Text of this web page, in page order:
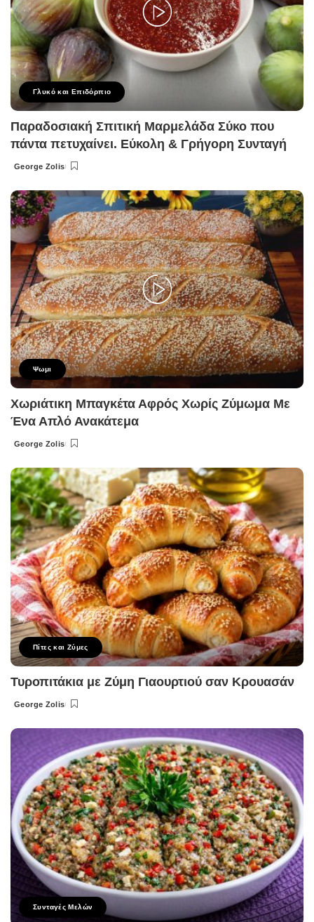
Γλυκό και Επιδόρπιο
Παραδοσιακή Σπιτική Μαρμελάδα Σύκο που
πάντα πετυχαίνει. Εύκολη & Γρήγορη Συνταγή
Posted
George Zolis
Ψωμι
Χωριάτικη Μπαγκέτα Αφρός Χωρίς Ζύμωμα Με
Ένα Απλό Ανακάτεμα
Posted
George Zolis
Πίτες και Ζύμες
Τυροπιτάκια με Ζύμη Γιαουρτιού σαν Κρουασάν
Posted
George Zolis
Συνταγές Μελών